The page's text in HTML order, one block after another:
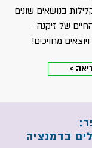
בנושאים שונים
של זיקנה -
מחויכים!
בדמנציה